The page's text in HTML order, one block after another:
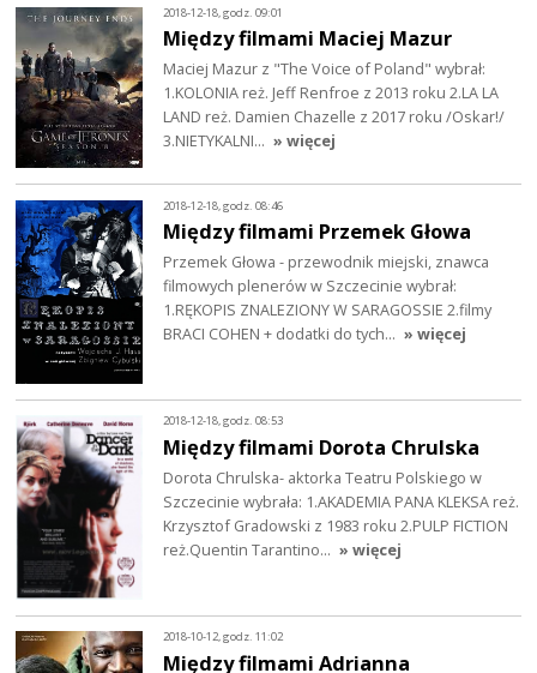
2018-12-18, godz. 09:01
Między filmami Maciej Mazur
Maciej Mazur z "The Voice of Poland" wybrał:
1.KOLONIA reż. Jeff Renfroe z 2013 roku 2.LA LA
LAND reż. Damien Chazelle z 2017 roku /Oskar!/
3.NIETYKALNI… » więcej
2018-12-18, godz. 08:46
Między filmami Przemek Głowa
Przemek Głowa - przewodnik miejski, znawca
filmowych plenerów w Szczecinie wybrał:
1.RĘKOPIS ZNALEZIONY W SARAGOSSIE 2.filmy
BRACI COHEN + dodatki do tych… » więcej
2018-12-18, godz. 08:53
Między filmami Dorota Chrulska
Dorota Chrulska- aktorka Teatru Polskiego w
Szczecinie wybrała: 1.AKADEMIA PANA KLEKSA reż.
Krzysztof Gradowski z 1983 roku 2.PULP FICTION
reż.Quentin Tarantino… » więcej
2018-10-12, godz. 11:02
Między filmami Adrianna